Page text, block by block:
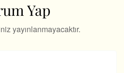
Yap
yayınlanmayacaktır.